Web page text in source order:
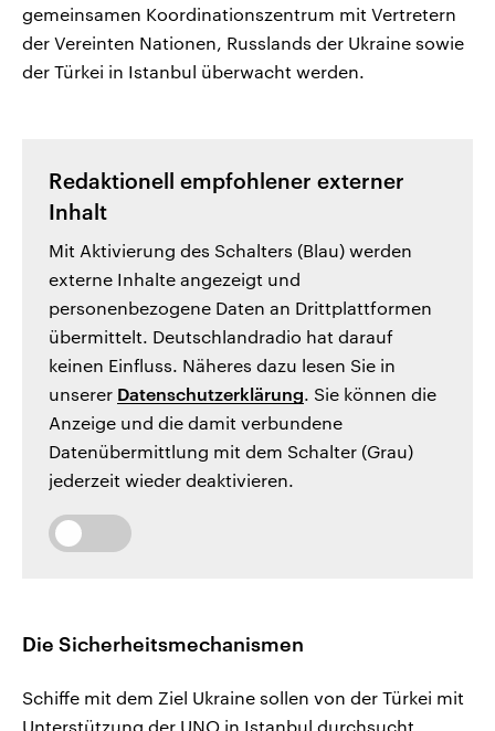
gemeinsamen Koordinationszentrum mit Vertretern
der Vereinten Nationen, Russlands der Ukraine sowie
der Türkei in Istanbul überwacht werden.
Redaktionell empfohlener externer
Inhalt
Mit Aktivierung des Schalters (Blau) werden
externe Inhalte angezeigt und
personenbezogene Daten an Drittplattformen
übermittelt. Deutschlandradio hat darauf
keinen Einfluss. Näheres dazu lesen Sie in
unserer Datenschutzerklärung. Sie können die
Anzeige und die damit verbundene
Datenübermittlung mit dem Schalter (Grau)
jederzeit wieder deaktivieren.
Die Sicherheitsmechanismen
Schiffe mit dem Ziel Ukraine sollen von der Türkei mit
Unterstützung der UNO in Istanbul durchsucht